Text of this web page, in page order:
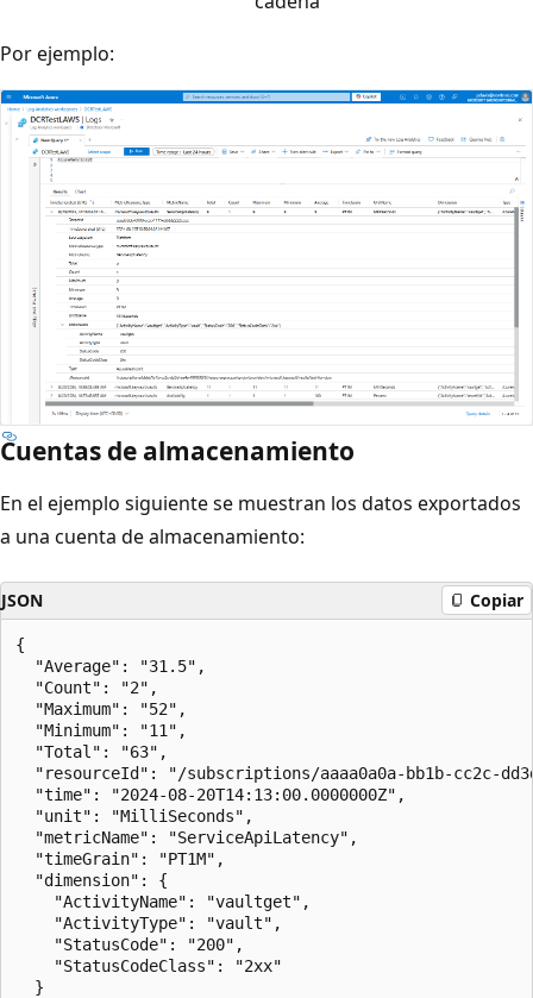
Por ejemplo:
Cuentas de almacenamiento
En el ejemplo siguiente se muestran los datos exportados
a una cuenta de almacenamiento:
JSON Copiar
{
  "Average": "31.5",
  "Count": "2",
  "Maximum": "52",
  "Minimum": "11",
  "Total": "63",
"resourceId": "/subscriptions/aaaa0a0a-bb1b-cc2c-
  "time": "2024-08-20T14:13:00.0000000Z",
  "unit": "MilliSeconds",
  "metricName": "ServiceApiLatency",
  "timeGrain": "PT1M",
  "dimension": {
    "ActivityName": "vaultget",
    "ActivityType": "vault",
    "StatusCode": "200",
    "StatusCodeClass": "2xx"
  }